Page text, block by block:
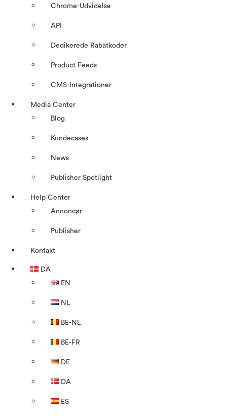
Chrome-Udvidelse
API
Dedikerede Rabatkoder
Product Feeds
CMS-Integrationer
Media Center
Blog
Kundecases
News
Publisher Spotlight
Help Center
Annoncør
Publisher
Kontakt
DA
EN
NL
BE-NL
BE-FR
DE
DA
ES